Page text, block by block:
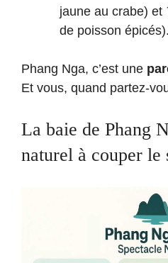
jaune au crabe) et
de poisson épicés).
Phang Nga, c’est une
Et vous, quand partez-
La baie de Phang
naturel à couper le